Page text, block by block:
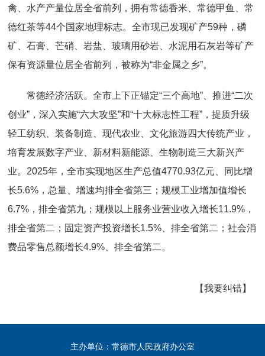
禽、水产产量位居全省前列，拥有常德香米、常德甲鱼、常
德红茶等44个国家地理标志。全市现已发现矿产59种，磷
矿、石膏、芒硝、岩盐、玻璃用砂岩、水泥用石灰岩等矿产
保有资源量位居全省前列，被称为“非金属之乡”。
常德经济活跃。全市上下正锚定“三个高地”、推进“二次
创业”，深入实施“六大攻坚”和“十大标志性工程”，提质升级
轻工纺织、装备制造、现代农业、文化旅游四大传统产业，
培育发展数字产业、新材料新能源、生物制造三大新兴产
业。2025年，全市实现地区生产总值4770.93亿元、同比增
长5.6%，总量、增速均排全省第三；规模工业增加值增长
6.7%，排全省第九；规模以上服务业营业收入增长11.9%，
排全省第二；固定资产投资增长1.5%、排全省第二；社会消
费品零售总额增长4.9%、排全省第二。
【我要纠错】
主办单位：常德市人民政府办公室